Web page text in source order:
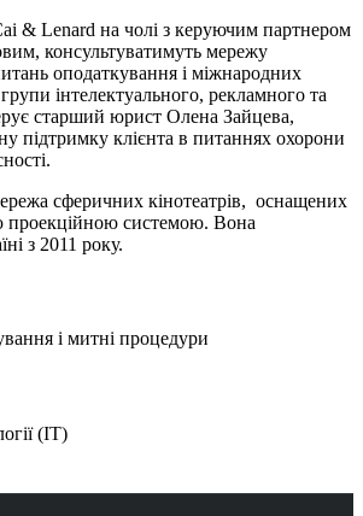
& Lenard на чолі з керуючим партнером
консультуватимуть мережу
оподаткування і міжнародних
інтелектуального, рекламного та
старший юрист Олена Зайцева,
підтримку клієнта в питаннях охорони
сферичних кінотеатрів, оснащених
системою. Вона
з 2011 року.
і митні процедури
(IT)